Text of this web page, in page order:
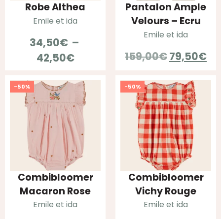
Robe Althea
Emile et ida
34,50€ –
42,50€Plage
prix :
34,50€
à
42,50€
Pantalon Ample
Velours – Ecru
Emile et ida
159,00€Le
initial
était :
159,00€.
79,50€Le
-50%
Combibloomer
Macaron Rose
Emile et ida
-50%
Combibloomer
Vichy Rouge
Emile et ida